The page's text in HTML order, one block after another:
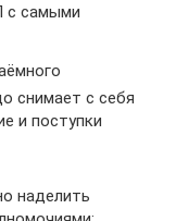
с самыми
снимает с себя
и поступки
наделить